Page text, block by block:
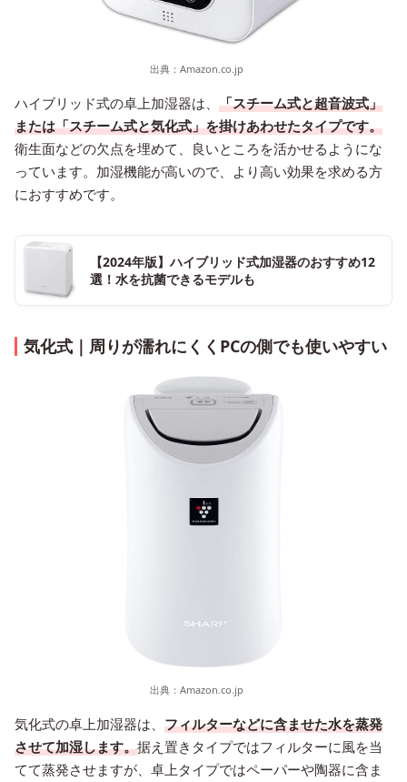
出典： Amazon.co.jp
ハイブリッド式の卓上加湿器は、 「スチーム式と超音波式」
または「スチーム式と気化式」を掛けあわせたタイプです。
衛生面などの欠点を埋めて、良いところを活かせるようにな
っています。加湿機能が高いので、より高い効果を求める方
におすすめです。
【2024年版】ハイブリッド式加湿器のおすすめ12
選！水を抗菌できるモデルも
気化式｜周りが濡れにくくPCの側でも使いやすい
出典： Amazon.co.jp
気化式の卓上加湿器は、 フィルターなどに含ませた水を蒸発
させて加湿します。据え置きタイプではフィルターに風を当
てて蒸発させますが、卓上タイプではペーパーや陶器に含ま